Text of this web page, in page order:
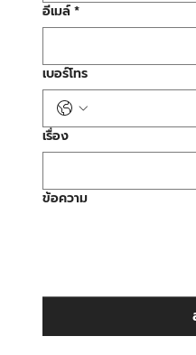
อีเมล์*
เบอร์โทร
เรื่อง
ข้อความ